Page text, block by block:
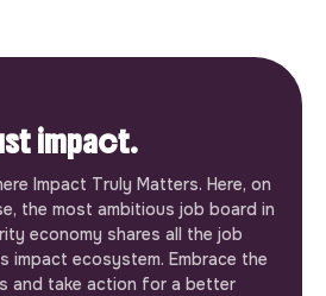
impact.
Impact Truly Matters. Here, on
the most ambitious job board in
economy shares all the job
impact ecosystem. Embrace the
and take action for a better